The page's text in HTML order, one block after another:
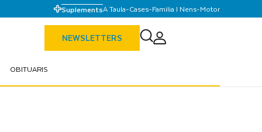
SuplementsA Taula-Cases-Familia I Nens-Motor
NEWSLETTERS
OBITUARIS